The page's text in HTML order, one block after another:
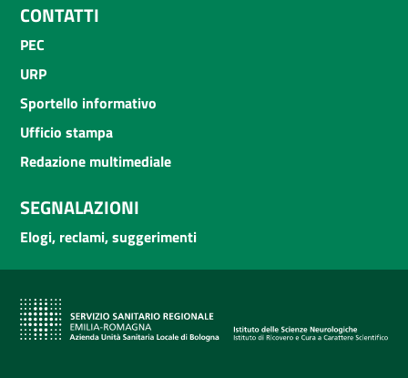
CONTATTI
PEC
URP
Sportello informativo
Ufficio stampa
Redazione multimediale
SEGNALAZIONI
Elogi, reclami, suggerimenti